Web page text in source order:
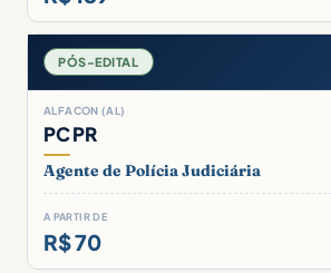
PÓS-EDITAL
ALFACON (AL)
PC PR
Agente de Polícia Judiciária
A PARTIR DE
R$ 70